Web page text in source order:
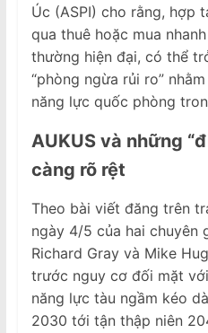
Úc (ASPI) cho rằng, hợp
qua thuê hoặc mua
thường hiện đại, có thể
“phòng ngừa rủi ro”
năng lực quốc phòng
AUKUS và những
càng rõ rệt
Theo bài viết đăng trên
ngày 4/5 của hai chuyên
Richard Gray và Mike
trước nguy cơ đối mặt
năng lực tàu ngầm kéo
2030 tới tận thập niên